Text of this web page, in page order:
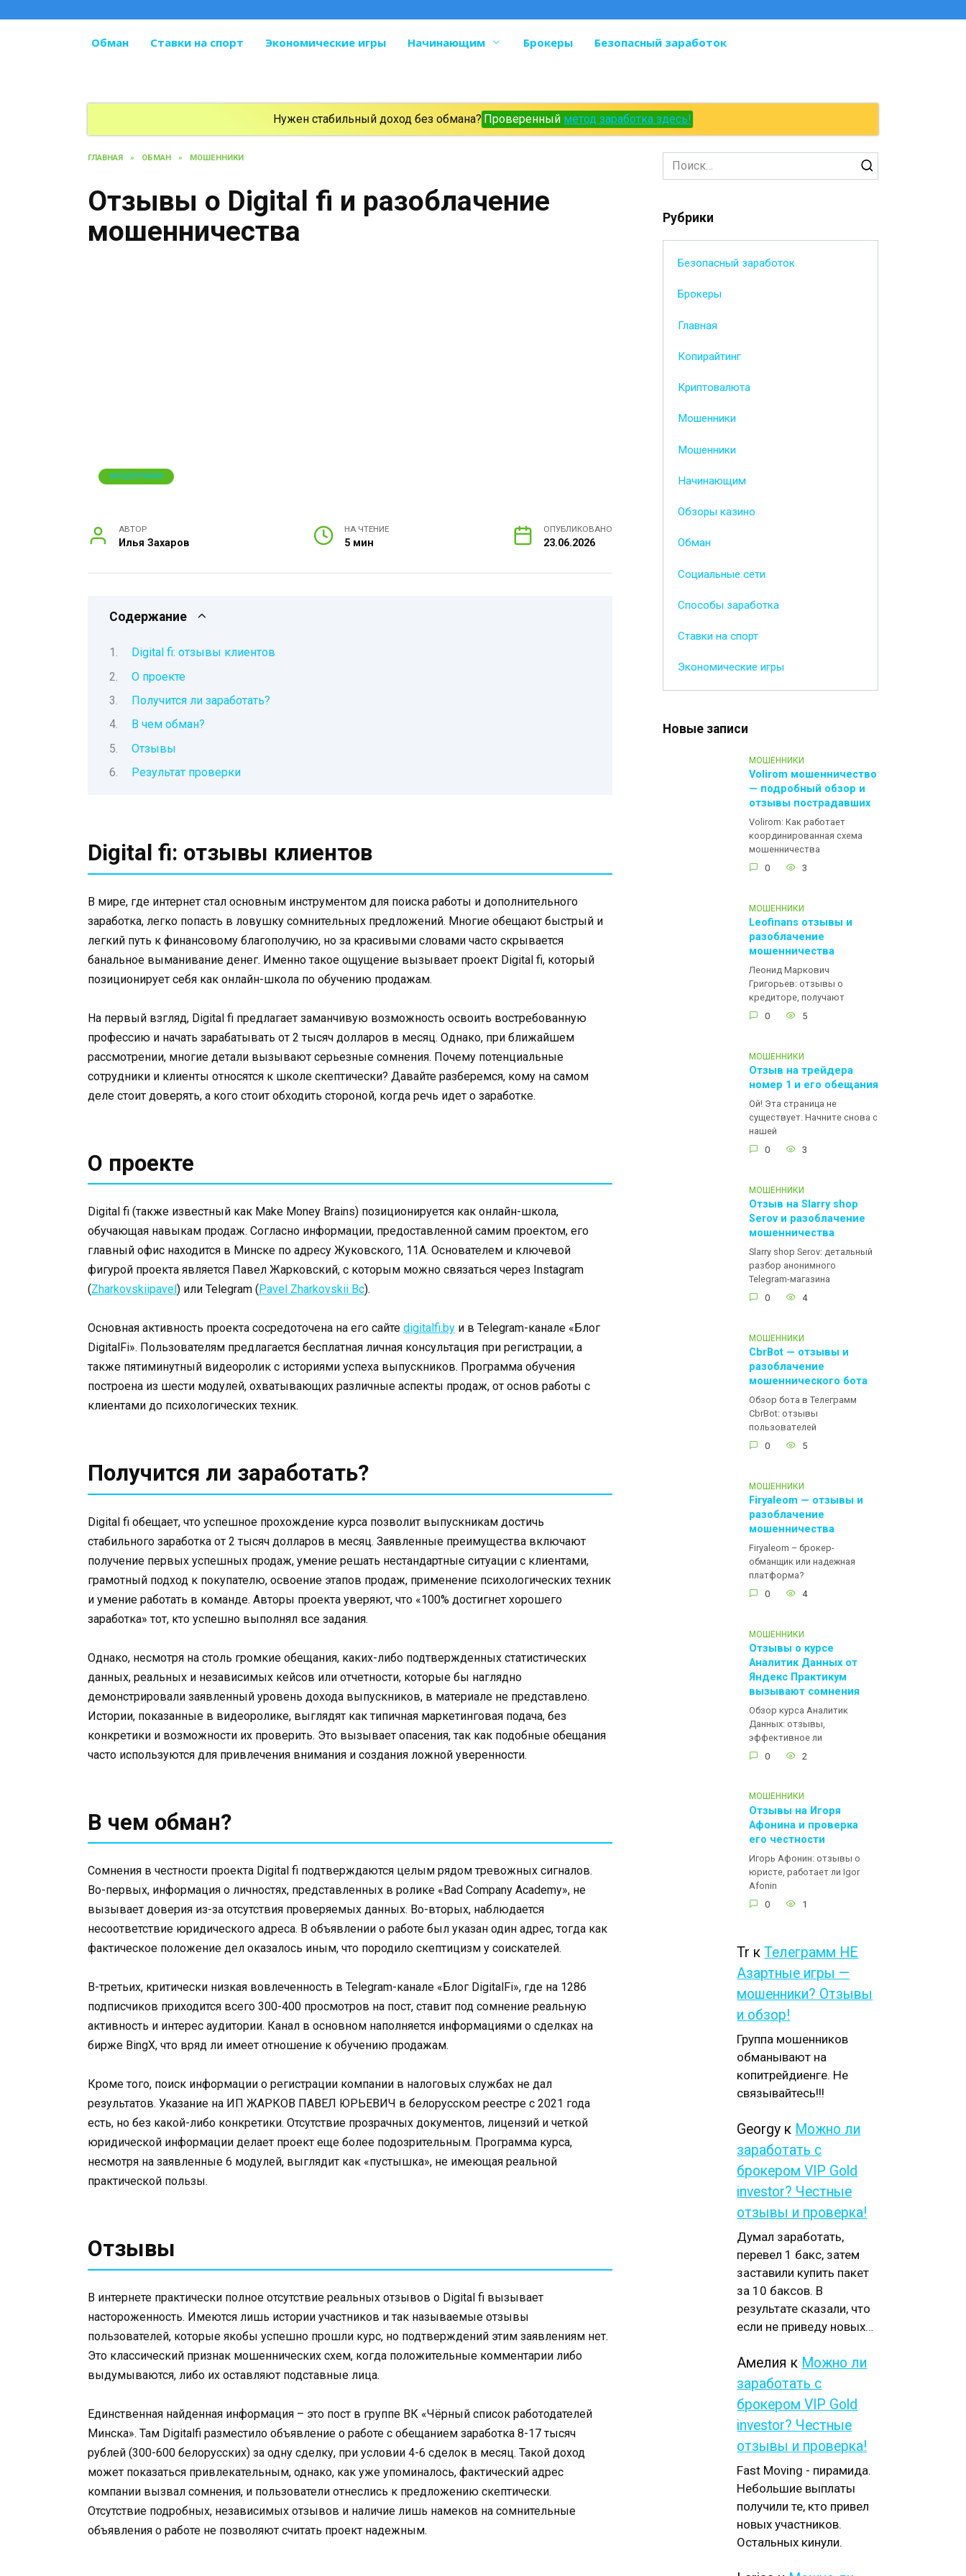
Обман Ставки на спорт Экономические игры Начинающим Брокеры Безопасный заработок
Нужен стабильный доход без обмана? Проверенный метод заработка здесь!
ГЛАВНАЯ » ОБМАН » МОШЕННИКИ
Отзывы о Digital fi и разоблачение
мошенничества
МОШЕННИКИ
АВТОР
Илья Захаров
НА ЧТЕНИЕ
5 мин
ОПУБЛИКОВАНО
23.06.2026
Содержание
Digital fi: отзывы клиентов
О проекте
Получится ли заработать?
В чем обман?
Отзывы
Результат проверки
Digital fi: отзывы клиентов
В мире, где интернет стал основным инструментом для поиска работы и дополнительного
заработка, легко попасть в ловушку сомнительных предложений. Многие обещают быстрый и
легкий путь к финансовому благополучию, но за красивыми словами часто скрывается
банальное выманивание денег. Именно такое ощущение вызывает проект Digital fi, который
позиционирует себя как онлайн-школа по обучению продажам.
На первый взгляд, Digital fi предлагает заманчивую возможность освоить востребованную
профессию и начать зарабатывать от 2 тысяч долларов в месяц. Однако, при ближайшем
рассмотрении, многие детали вызывают серьезные сомнения. Почему потенциальные
сотрудники и клиенты относятся к школе скептически? Давайте разберемся, кому на самом
деле стоит доверять, а кого стоит обходить стороной, когда речь идет о заработке.
О проекте
Digital fi (также известный как Make Money Brains) позиционируется как онлайн-школа,
обучающая навыкам продаж. Согласно информации, предоставленной самим проектом, его
главный офис находится в Минске по адресу Жуковского, 11А. Основателем и ключевой
фигурой проекта является Павел Жарковский, с которым можно связаться через Instagram
(Zharkovskiipavel) или Telegram (Pavel Zharkovskii Bc).
Основная активность проекта сосредоточена на его сайте digitalfi.by и в Telegram-канале «Блог
DigitalFi». Пользователям предлагается бесплатная личная консультация при регистрации, а
также пятиминутный видеоролик с историями успеха выпускников. Программа обучения
построена из шести модулей, охватывающих различные аспекты продаж, от основ работы с
клиентами до психологических техник.
Получится ли заработать?
Digital fi обещает, что успешное прохождение курса позволит выпускникам достичь
стабильного заработка от 2 тысяч долларов в месяц. Заявленные преимущества включают
получение первых успешных продаж, умение решать нестандартные ситуации с клиентами,
грамотный подход к покупателю, освоение этапов продаж, применение психологических техник
и умение работать в команде. Авторы проекта уверяют, что «100% достигнет хорошего
заработка» тот, кто успешно выполнял все задания.
Однако, несмотря на столь громкие обещания, каких-либо подтвержденных статистических
данных, реальных и независимых кейсов или отчетности, которые бы наглядно
демонстрировали заявленный уровень дохода выпускников, в материале не представлено.
Истории, показанные в видеоролике, выглядят как типичная маркетинговая подача, без
конкретики и возможности их проверить. Это вызывает опасения, так как подобные обещания
часто используются для привлечения внимания и создания ложной уверенности.
В чем обман?
Сомнения в честности проекта Digital fi подтверждаются целым рядом тревожных сигналов.
Во-первых, информация о личностях, представленных в ролике «Bad Company Academy», не
вызывает доверия из-за отсутствия проверяемых данных. Во-вторых, наблюдается
несоответствие юридического адреса. В объявлении о работе был указан один адрес, тогда как
фактическое положение дел оказалось иным, что породило скептицизм у соискателей.
В-третьих, критически низкая вовлеченность в Telegram-канале «Блог DigitalFi», где на 1286
подписчиков приходится всего 300-400 просмотров на пост, ставит под сомнение реальную
активность и интерес аудитории. Канал в основном наполняется информациями о сделках на
бирже BingX, что вряд ли имеет отношение к обучению продажам.
Кроме того, поиск информации о регистрации компании в налоговых службах не дал
результатов. Указание на ИП ЖАРКОВ ПАВЕЛ ЮРЬЕВИЧ в белорусском реестре с 2021 года
есть, но без какой-либо конкретики. Отсутствие прозрачных документов, лицензий и четкой
юридической информации делает проект еще более подозрительным. Программа курса,
несмотря на заявленные 6 модулей, выглядит как «пустышка», не имеющая реальной
практической пользы.
Отзывы
В интернете практически полное отсутствие реальных отзывов о Digital fi вызывает
настороженность. Имеются лишь истории участников и так называемые отзывы
пользователей, которые якобы успешно прошли курс, но подтверждений этим заявлениям нет.
Это классический признак мошеннических схем, когда положительные комментарии либо
выдумываются, либо их оставляют подставные лица.
Единственная найденная информация – это пост в группе ВК «Чёрный список работодателей
Минска». Там Digitalfi разместило объявление о работе с обещанием заработка 8-17 тысяч
рублей (300-600 белорусских) за одну сделку, при условии 4-6 сделок в месяц. Такой доход
может показаться привлекательным, однако, как уже упоминалось, фактический адрес
компании вызвал сомнения, и пользователи отнеслись к предложению скептически.
Отсутствие подробных, независимых отзывов и наличие лишь намеков на сомнительные
объявления о работе не позволяют считать проект надежным.
Search
for:
Рубрики
Безопасный заработок
Брокеры
Главная
Копирайтинг
Криптовалюта
Мошенники
Мошенники
Начинающим
Обзоры казино
Обман
Социальные сети
Способы заработка
Ставки на спорт
Экономические игры
Новые записи
МОШЕННИКИ
Volirom мошенничество
— подробный обзор и
отзывы пострадавших
Volirom: Как работает
координированная схема
мошенничества
0
3
МОШЕННИКИ
Leofinans отзывы и
разоблачение
мошенничества
Леонид Маркович
Григорьев: отзывы о
кредиторе, получают
0
5
МОШЕННИКИ
Отзыв на трейдера
номер 1 и его обещания
Ой! Эта страница не
существует. Начните снова с
нашей
0
3
МОШЕННИКИ
Отзыв на Slarry shop
Serov и разоблачение
мошенничества
Slarry shop Serov: детальный
разбор анонимного
Telegram-магазина
0
4
МОШЕННИКИ
CbrBot — отзывы и
разоблачение
мошеннического бота
Обзор бота в Телеграмм
CbrBot: отзывы
пользователей
0
5
МОШЕННИКИ
Firyaleom — отзывы и
разоблачение
мошенничества
Firyaleom – брокер-
обманщик или надежная
платформа?
0
4
МОШЕННИКИ
Отзывы о курсе
Аналитик Данных от
Яндекс Практикум
вызывают сомнения
Обзор курса Аналитик
Данных: отзывы,
эффективное ли
0
2
МОШЕННИКИ
Отзывы на Игоря
Афонина и проверка
его честности
Игорь Афонин: отзывы о
юристе, работает ли Igor
Afonin
0
1
Tr кТелеграмм НЕ
Азартные игры —
мошенники? Отзывы
и обзор!
Группа мошенников
обманывают на
копитрейдиенге. Не
связывайтесь!!!
Georgy к Можно ли
заработать с
брокером VIP Gold
investor? Честные
отзывы и проверка!
Думал заработать,
перевел 1 бакс, затем
заставили купить пакет
за 10 баксов. В
результате сказали, что
если не приведу новых…
Амелия к Можно ли
заработать с
брокером VIP Gold
investor? Честные
отзывы и проверка!
Fast Moving - пирамида.
Небольшие выплаты
получили те, кто привел
новых участников.
Остальных кинули.